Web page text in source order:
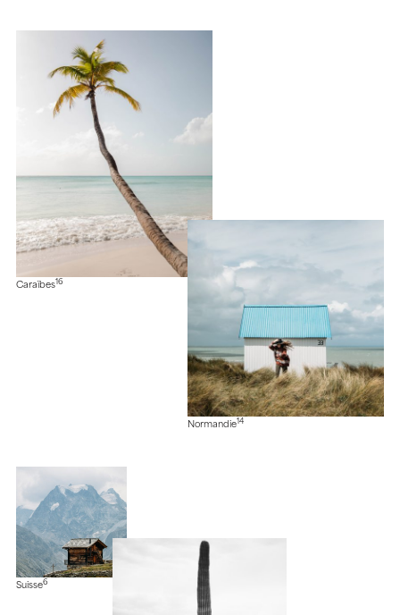
Caraïbes16
Normandie14
Suisse6